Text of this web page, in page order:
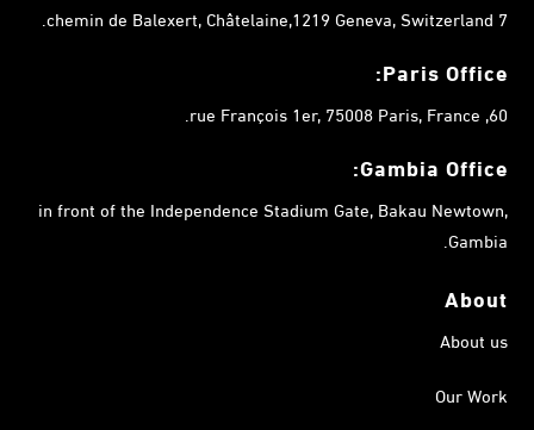
7 chemin de Balexert, Châtelaine,1219 Geneva, Switzerland.
Paris Office:
60, rue François 1er, 75008 Paris, France.
Gambia Office:
in front of the Independence Stadium Gate, Bakau Newtown,
Gambia.
About
About us
Our Work